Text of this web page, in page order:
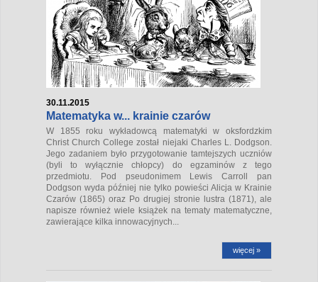
30.11.2015
Matematyka w... krainie czarów
W 1855 roku wykładowcą matematyki w oksfordzkim
Christ Church College został niejaki Charles L. Dodgson.
Jego zadaniem było przygotowanie tamtejszych uczniów
(byli to wyłącznie chłopcy) do egzaminów z tego
przedmiotu. Pod pseudonimem Lewis Carroll pan
Dodgson wyda później nie tylko powieści Alicja w Krainie
Czarów (1865) oraz Po drugiej stronie lustra (1871), ale
napisze również wiele książek na tematy matematyczne,
zawierające kilka innowacyjnych...
więcej »